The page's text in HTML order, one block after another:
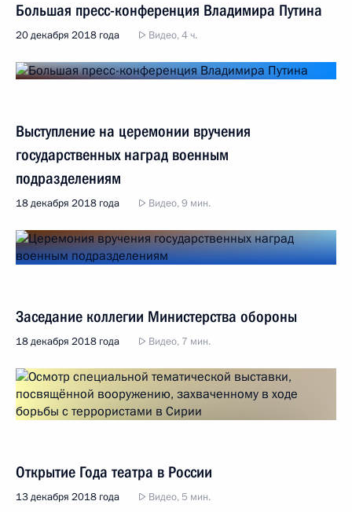
Большая пресс-конференция Владимира Путина
20 декабря 2018 года Видео, 4 ч.
Выступление на церемонии вручения
государственных наград военным
подразделениям
18 декабря 2018 года Видео, 9 мин.
Заседание коллегии Министерства обороны
18 декабря 2018 года Видео, 7 мин.
Открытие Года театра в России
13 декабря 2018 года Видео, 5 мин.